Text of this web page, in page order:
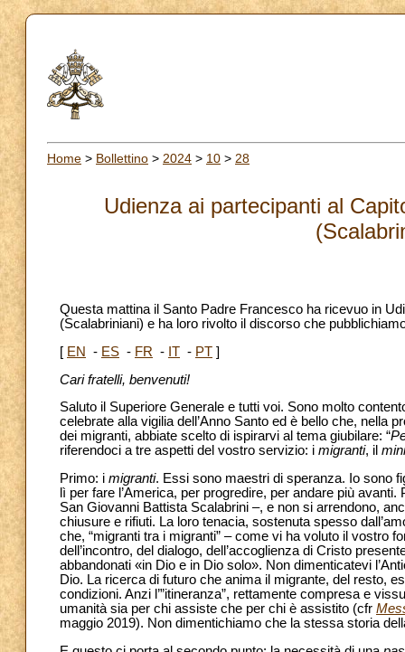
Home > Bollettino > 2024 > 10 > 28
Udienza ai partecipanti al
Questa mattina il Santo Padre Francesco ha ricevuo in
(Scalabriniani) e ha loro rivolto il discorso che
[ EN - ES - FR - IT - PT ]
Cari fratelli, benvenuti!
Saluto il Superiore Generale e tutti voi. Sono molto
celebrate alla vigilia dell’Anno Santo ed è bello che, nella
dei migranti, abbiate scelto di ispirarvi al tema giubilare: “
riferendoci a tre aspetti del vostro servizio: i migranti, il
Primo: i migranti. Essi sono maestri di speranza. Io sono
lì per fare l’America, per progredire, per andare più
San Giovanni Battista Scalabrini –, e non si arrendono,
chiusure e rifiuti. La loro tenacia, sostenuta spesso
che, “migranti tra i migranti” – come vi ha voluto il vostro
dell’incontro, del dialogo, dell’accoglienza di Cristo
abbandonati «in Dio e in Dio solo». Non dimenticatevi
Dio. La ricerca di futuro che anima il migrante, del resto,
condizioni. Anzi l’”itineranza”, rettamente compresa e
umanità sia per chi assiste che per chi è assistito (cfr
maggio 2019). Non dimentichiamo che la stessa storia